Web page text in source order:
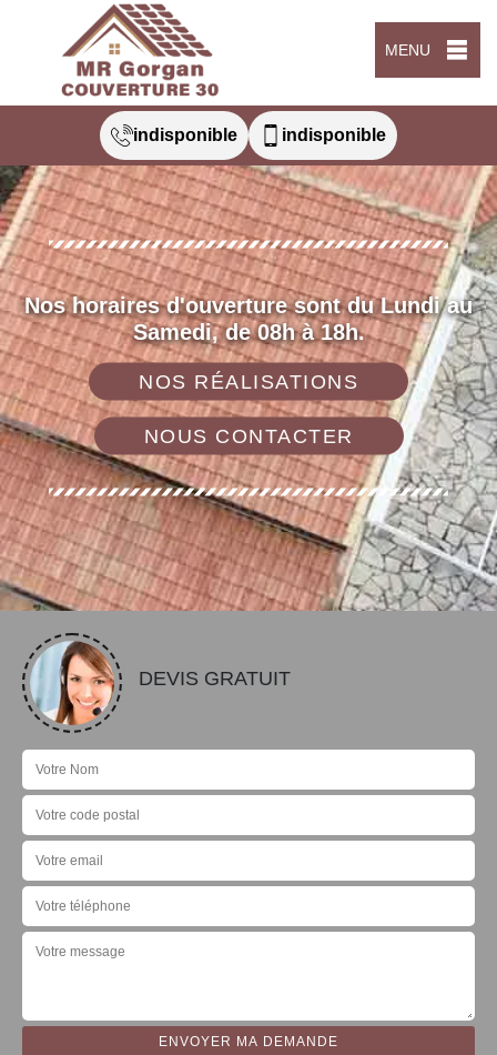
MENU
indisponible indisponible
Nos horaires d'ouverture sont du Lundi au
Samedi, de 08h à 18h.
NOS RÉALISATIONS
NOUS CONTACTER
DEVIS GRATUIT